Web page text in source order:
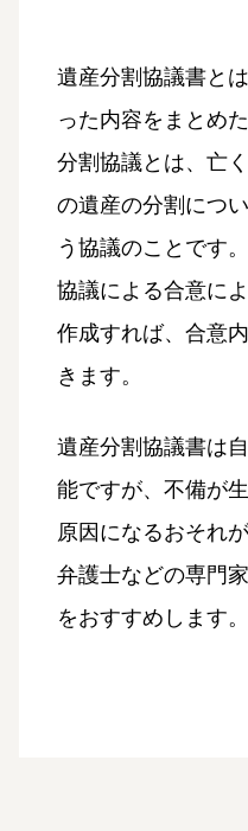
遺産分割協議書と
った内容をまとめ
分割協議とは、亡
の遺産の分割につ
う協議のことです。
協議による合意に
作成すれば、合意
きます。
遺産分割協議書は
能ですが、不備が
原因になるおそれ
弁護士などの専門
をおすすめします。